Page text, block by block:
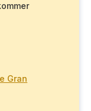
Gran